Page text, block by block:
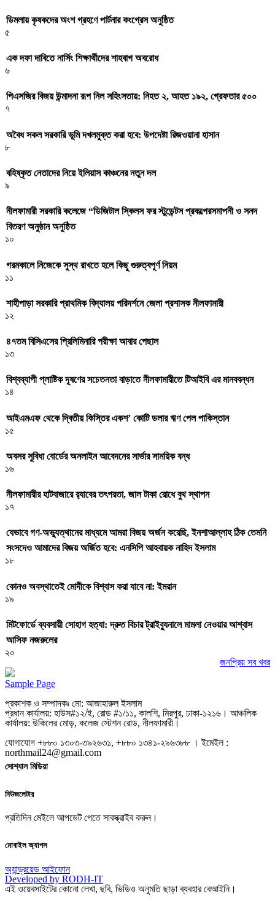
ডিমলায় কৃষকদের অংশ গ্রহণে পার্টনার কংগ্রেস অনুষ্ঠিত
৫
এক দফা দাবিতে নার্সিং শিক্ষার্থীদের শাহবাগ অবরোধ
৬
পিএসজির বিজয় উন্মাদনা রূপ নিল সহিংসতায়: নিহত ২, আহত ১৯২, গ্রেফতার ৫০০
৭
অবৈধ সকল সরকারি ভূমি দখলমুক্ত করা হবে: উপদেষ্টা রিজওয়ানা হাসান
৮
বহিষ্কৃত নেতাদের নিয়ে ইলিয়াস কাঞ্চনের নতুন দল
৯
নীলফামারী সরকারি কলেজে “ডিজিটাল স্কিলস ফর স্টুডেন্টস প্রকল্পেরসমাপনী ও সনদ
বিতরণ অনুষ্ঠান অনুষ্ঠিত
১০
গরমকালে নিজেকে সুস্থ রাখতে হলে কিছু গুরুত্বপূর্ণ নিয়ম
১১
শাহীপাড়া সরকারি প্রাথমিক বিদ্যালয় পরিদর্শনে জেলা প্রশাসক নীলফামারী
১২
৪৭তম বিসিএসের প্রিলিমিনারি পরীক্ষা আবার পেছাল
১৩
বিশ্বব্যাপী প্লাষ্টিক দূষণের সচেতনতা বাড়াতে নীলফামারীতে টিআইবি এর মানববন্ধন
১৪
আইএমএফ থেকে দ্বিতীয় কিস্তির একশ’ কোটি ডলার ঋণ পেল পাকিস্তান
১৫
অবসর সুবিধা বোর্ডের অনলাইন আবেদনের সার্ভার সাময়িক বন্ধ
১৬
নীলফামারীর হাটবাজারে র‌্যাবের তৎপরতা, জাল টাকা রোধে বুথ স্থাপন
১৭
যেভাবে গণ-অভ্যুত্থানের মাধ্যমে আমরা বিজয় অর্জন করেছি, ইনশাআল্লাহ ঠিক তেমনি
সংসদেও আমাদের বিজয় অর্জিত হবে: এনসিপি আহবায়ক নাহিদ ইসলাম
১৮
কোনও অবস্থাতেই মোদীকে বিশ্বাস করা যাবে না: ইমরান
১৯
মিটফোর্ডে ব্যবসায়ী সোহাগ হত্যা: দ্রুত বিচার ট্রাইব্যুনালে মামলা নেওয়ার আশ্বাস
আসিফ নজরুলের
২০
জনপ্রিয় সব খবর
Sample Page
প্রকাশক ও সম্পাদকঃ মো: আজাহারুল ইসলাম
প্রধান কার্যালয়: হাউস#১২/ই, রোড #১/১১, কালশি, মিরপুর, ঢাকা-১২১৬। আঞ্চলিক
কার্যালয়: উকিলের মোড়, কলেজ স্টেশন রোড, নীলফামারী।
যোগাযোগ +৮৮০ ১৩০৩-৩৯২৬৩১, +৮৮০ ১৩৪১-২৯৬৩৮৮ । ইমেইল :
northmail24@gmail.com
সোশ্যাল মিডিয়া
নিউজলেটার
প্রতিদিন মেইলে আপডেট পেতে সাবস্ক্রাইব করুন।
মোবাইল অ্যাপস
অ্যান্ড্রয়েড আইফোন
Developed by RODH-IT
এই ওয়েবসাইটের কোনো লেখা, ছবি, ভিডিও অনুমতি ছাড়া ব্যবহার বেআইনি।